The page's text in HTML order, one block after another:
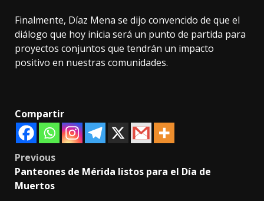
Finalmente, Díaz Mena se dijo convencido de que el
diálogo que hoy inicia será un punto de partida para
proyectos conjuntos que tendrán un impacto
positivo en nuestras comunidades.
Compartir
Post
navigation
Previous
Panteones de Mérida listos para el Día de
Muertos